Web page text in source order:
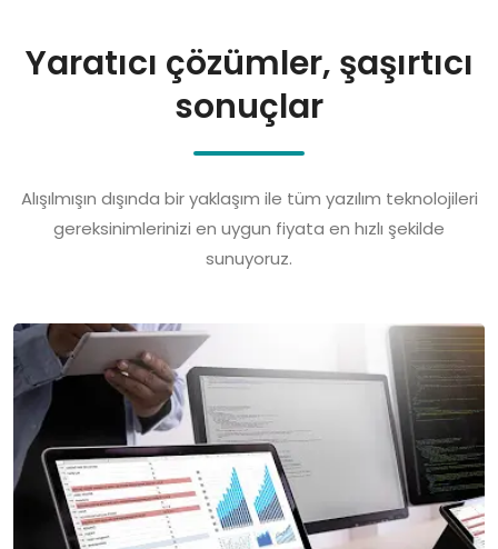
Yaratıcı çözümler, şaşırtıcı
sonuçlar
Alışılmışın dışında bir yaklaşım ile tüm yazılım teknolojileri
gereksinimlerinizi en uygun fiyata en hızlı şekilde
sunuyoruz.